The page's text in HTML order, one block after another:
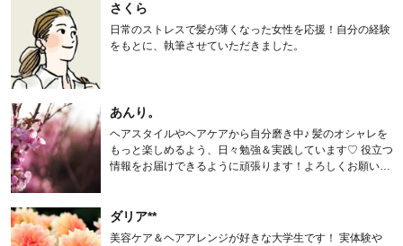
さくら
日常のストレスで髪が薄くなった女性を応援！自分の経験
をもとに、執筆させていただきました。
あんり。
ヘアスタイルやヘアケアから自分磨き中♪ 髪のオシャレを
もっと楽しめるよう、日々勉強＆実践しています♡ 役立つ
情報をお届けできるように頑張ります！よろしくお願いし
ダリア**
美容ケア＆ヘアアレンジが好きな大学生です！ 実体験や